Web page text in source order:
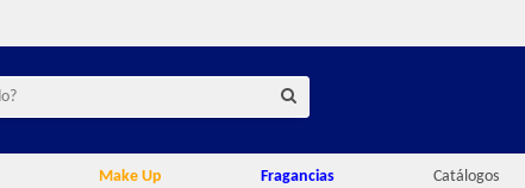
Make Up Fragancias Catálogos